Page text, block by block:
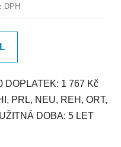
DPH
DOPLATEK: 1 767 Kč
PRL, NEU, REH, ORT,
DOBA: 5 LET